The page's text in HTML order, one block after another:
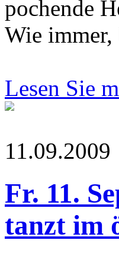
pochende
Wie
Lesen Sie
11.09.2009
Fr. 11.
tanzt im